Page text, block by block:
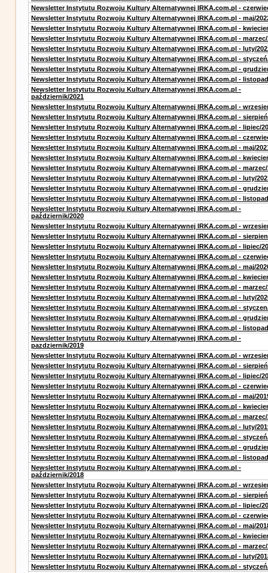
Newsletter Instytutu Rozwoju Kultury Alternatywnej IRKA.com.pl -
Newsletter Instytutu Rozwoju Kultury Alternatywnej IRKA.com.pl - maj/
Newsletter Instytutu Rozwoju Kultury Alternatywnej IRKA.com.pl -
Newsletter Instytutu Rozwoju Kultury Alternatywnej IRKA.com.pl - marzec/
Newsletter Instytutu Rozwoju Kultury Alternatywnej IRKA.com.pl - luty/
Newsletter Instytutu Rozwoju Kultury Alternatywnej IRKA.com.pl -
Newsletter Instytutu Rozwoju Kultury Alternatywnej IRKA.com.pl -
Newsletter Instytutu Rozwoju Kultury Alternatywnej IRKA.com.pl -
Newsletter Instytutu Rozwoju Kultury Alternatywnej IRKA.com.pl -
październik/2021
Newsletter Instytutu Rozwoju Kultury Alternatywnej IRKA.com.pl -
Newsletter Instytutu Rozwoju Kultury Alternatywnej IRKA.com.pl -
Newsletter Instytutu Rozwoju Kultury Alternatywnej IRKA.com.pl - lipiec/
Newsletter Instytutu Rozwoju Kultury Alternatywnej IRKA.com.pl -
Newsletter Instytutu Rozwoju Kultury Alternatywnej IRKA.com.pl - maj/
Newsletter Instytutu Rozwoju Kultury Alternatywnej IRKA.com.pl -
Newsletter Instytutu Rozwoju Kultury Alternatywnej IRKA.com.pl - marzec/
Newsletter Instytutu Rozwoju Kultury Alternatywnej IRKA.com.pl - luty/
Newsletter Instytutu Rozwoju Kultury Alternatywnej IRKA.com.pl -
Newsletter Instytutu Rozwoju Kultury Alternatywnej IRKA.com.pl -
Newsletter Instytutu Rozwoju Kultury Alternatywnej IRKA.com.pl -
październik/2020
Newsletter Instytutu Rozwoju Kultury Alternatywnej IRKA.com.pl -
Newsletter Instytutu Rozwoju Kultury Alternatywnej IRKA.com.pl -
Newsletter Instytutu Rozwoju Kultury Alternatywnej IRKA.com.pl - lipiec/
Newsletter Instytutu Rozwoju Kultury Alternatywnej IRKA.com.pl -
Newsletter Instytutu Rozwoju Kultury Alternatywnej IRKA.com.pl - maj/
Newsletter Instytutu Rozwoju Kultury Alternatywnej IRKA.com.pl -
Newsletter Instytutu Rozwoju Kultury Alternatywnej IRKA.com.pl - marzec/
Newsletter Instytutu Rozwoju Kultury Alternatywnej IRKA.com.pl - luty/
Newsletter Instytutu Rozwoju Kultury Alternatywnej IRKA.com.pl -
Newsletter Instytutu Rozwoju Kultury Alternatywnej IRKA.com.pl -
Newsletter Instytutu Rozwoju Kultury Alternatywnej IRKA.com.pl -
Newsletter Instytutu Rozwoju Kultury Alternatywnej IRKA.com.pl -
pazdziernik/2019
Newsletter Instytutu Rozwoju Kultury Alternatywnej IRKA.com.pl -
Newsletter Instytutu Rozwoju Kultury Alternatywnej IRKA.com.pl -
Newsletter Instytutu Rozwoju Kultury Alternatywnej IRKA.com.pl - lipiec/
Newsletter Instytutu Rozwoju Kultury Alternatywnej IRKA.com.pl -
Newsletter Instytutu Rozwoju Kultury Alternatywnej IRKA.com.pl - maj/
Newsletter Instytutu Rozwoju Kultury Alternatywnej IRKA.com.pl -
Newsletter Instytutu Rozwoju Kultury Alternatywnej IRKA.com.pl - marzec/
Newsletter Instytutu Rozwoju Kultury Alternatywnej IRKA.com.pl - luty/
Newsletter Instytutu Rozwoju Kultury Alternatywnej IRKA.com.pl -
Newsletter Instytutu Rozwoju Kultury Alternatywnej IRKA.com.pl -
Newsletter Instytutu Rozwoju Kultury Alternatywnej IRKA.com.pl -
Newsletter Instytutu Rozwoju Kultury Alternatywnej IRKA.com.pl -
październik/2018
Newsletter Instytutu Rozwoju Kultury Alternatywnej IRKA.com.pl -
Newsletter Instytutu Rozwoju Kultury Alternatywnej IRKA.com.pl -
Newsletter Instytutu Rozwoju Kultury Alternatywnej IRKA.com.pl - lipiec/
Newsletter Instytutu Rozwoju Kultury Alternatywnej IRKA.com.pl -
Newsletter Instytutu Rozwoju Kultury Alternatywnej IRKA.com.pl - maj/
Newsletter Instytutu Rozwoju Kultury Alternatywnej IRKA.com.pl -
Newsletter Instytutu Rozwoju Kultury Alternatywnej IRKA.com.pl - marzec/
Newsletter Instytutu Rozwoju Kultury Alternatywnej IRKA.com.pl - luty/
Newsletter Instytutu Rozwoju Kultury Alternatywnej IRKA.com.pl -